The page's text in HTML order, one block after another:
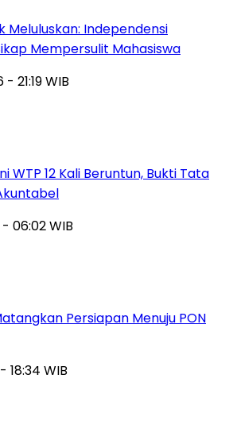
Meluluskan: Independensi
Mempersulit Mahasiswa
21:19 WIB
WTP 12 Kali Beruntun, Bukti Tata
06:02 WIB
Persiapan Menuju PON
18:34 WIB